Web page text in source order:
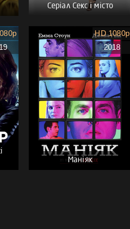
Серіал Секс і місто
Маніяк
HD 1080p
2018